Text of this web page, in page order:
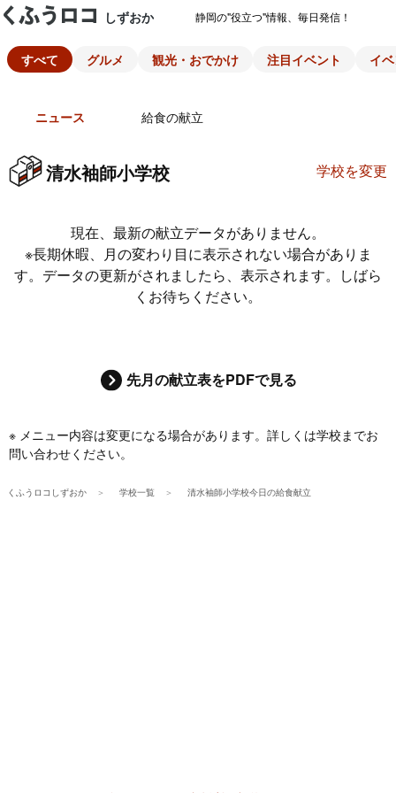
しずおか 静岡の"役立つ"情報、毎日発信！
すべて グルメ 観光・おでかけ 注目イベント イ
ニュース 給食の献立
清水袖師小学校 学校を変更
現在、最新の献立データがありません。
※長期休暇、月の変わり目に表示されない場合がありま
す。データの更新がされましたら、表示されます。しばら
くお待ちください。
先月の献立表をPDFで見る
※ メニュー内容は変更になる場合があります。詳しくは学校までお
問い合わせください。
くふうロコしずおか 学校一覧 清水袖師小学校今日の給食献立